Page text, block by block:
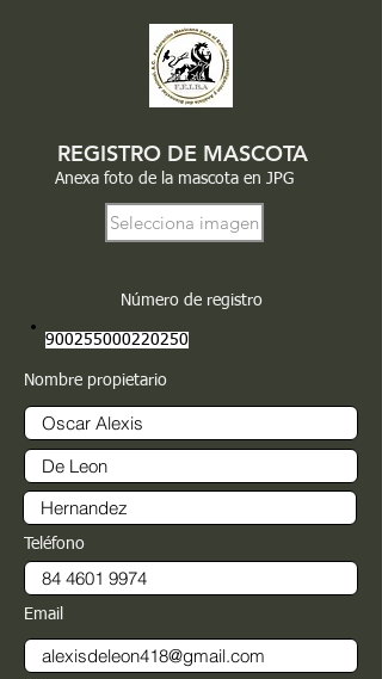
REGISTRO DE MASCOTA
Anexa foto de la mascota en JPG
Selecciona imagen
Número de registro
900255000220250
Nombre propietario
Teléfono
Email